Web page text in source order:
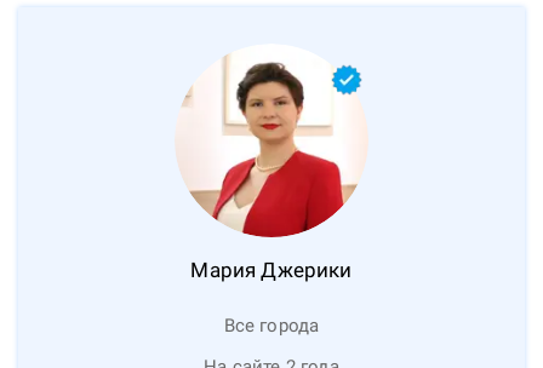
Мария Джерики
Все города